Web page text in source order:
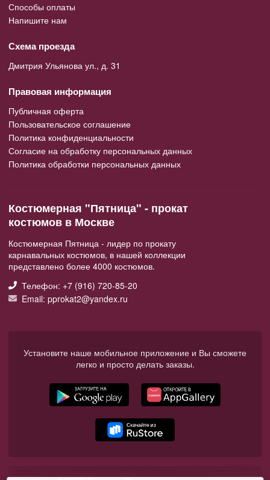
Способы оплаты
Напишите нам
Схема проезда
Дмитрия Ульянова ул., д. 31
Правовая информация
Публичная оферта
Пользовательское соглашение
Политика конфиденциальности
Согласие на обработку персональных данных
Политика обработки персональных данных
Костюмерная "Пятница" - прокат
костюмов в Москве
Костюмерная Пятница - лидер по прокату
карнавальных костюмов, в нашей коллекции
представлено более 4000 костюмов.
Телефон: +7 (916) 720-85-20
Email: pprokat2@yandex.ru
Установите наше мобильное приложение и Вы сможете
легко и просто делать заказы.